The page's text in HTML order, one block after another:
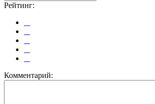
Рейтинг:
Комментарий: